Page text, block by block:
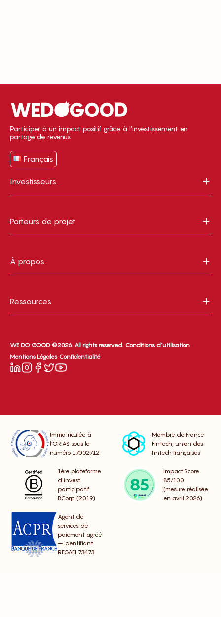
Participer à un impact positif grâce à l’investissement en
partage de revenus
Français
Investisseurs
Porteurs de projet
À propos
Ressources
WE DO GOOD ©2026. All rights reserved. Conditions d’utilisation
Mentions Légales Confidentialité
Immatriculée à
l’ORIAS sous le
numéro 17002712
Membre de France
Fintech, union des
fintech françaises
1ère plateforme
d’invest.
participatif
BCorp (2019)
Impact Score
85/100
(mesure réalisée
en avril 2026)
Agent de
services de
paiement agréé
– identifiant
REGAFI 73473